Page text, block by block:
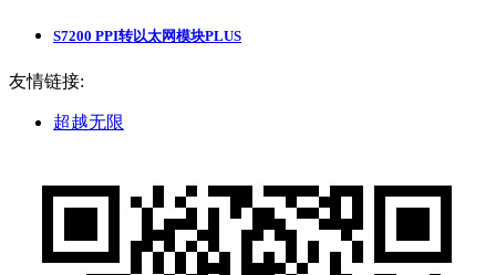
S7200 PPI转以太网模块PLUS
友情链接:
超越无限